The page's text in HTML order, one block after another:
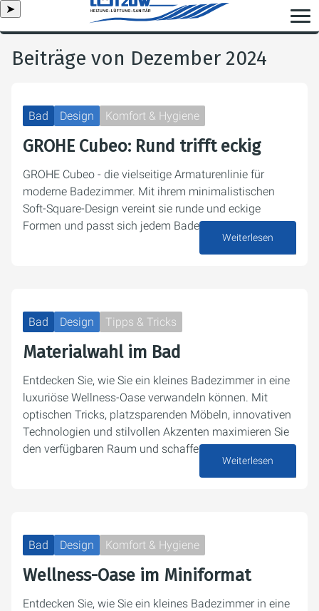
➤
Beiträge von Dezember 2024
Bad Design Komfort & Hygiene
GROHE Cubeo: Rund trifft eckig
GROHE Cubeo - die vielseitige Armaturenlinie für
moderne Badezimmer. Mit ihrem minimalistischen
Soft-Square-Design vereint sie runde und eckige
Formen und passt sich jedem Badezimmerstil an.
Weiterlesen
Bad Design Tipps & Tricks
Materialwahl im Bad
Entdecken Sie, wie Sie ein kleines Badezimmer in eine
luxuriöse Wellness-Oase verwandeln können. Mit
optischen Tricks, platzsparenden Möbeln, innovativen
Technologien und stilvollen Akzenten maximieren Sie
den verfügbaren Raum und schaffen eine…
Weiterlesen
Bad Design Komfort & Hygiene
Wellness-Oase im Miniformat
Entdecken Sie, wie Sie ein kleines Badezimmer in eine